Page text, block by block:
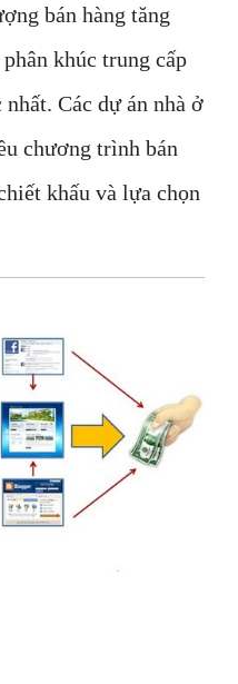
bán hàng tăng
khúc trung cấp
Các dự án nhà ở
chương trình bán
khấu và lựa chọn